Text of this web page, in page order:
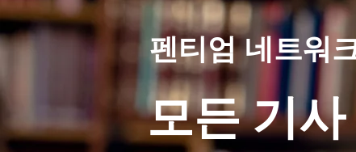
펜티엄 네트워
모든 기사